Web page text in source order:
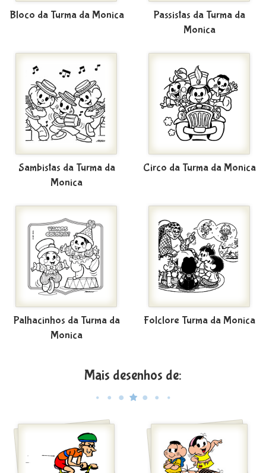
Bloco da Turma da Monica
Passistas da Turma da
Monica
Sambistas da Turma da
Monica
Circo da Turma da Monica
Palhacinhos da Turma da
Monica
Folclore Turma da Monica
Mais desenhos de: